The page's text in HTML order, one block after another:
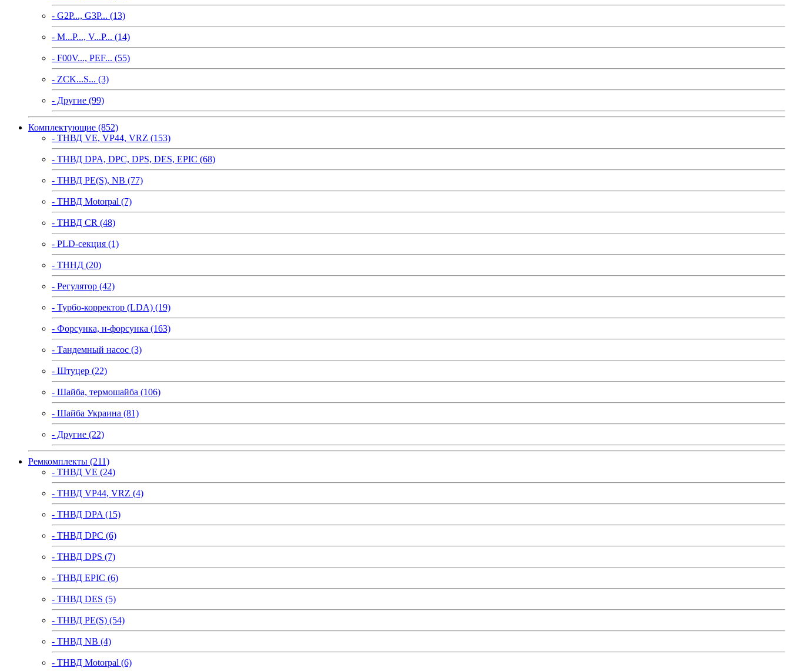
- G2P..., G3P... (13)
- M...P..., V...P... (14)
- F00V..., PEF... (55)
- ZCK...S... (3)
- Другие (99)
Комплектующие (852)
- ТНВД VE, VP44, VRZ (153)
- ТНВД DPA, DPC, DPS, DES, EPIC (68)
- ТНВД PE(S), NB (77)
- ТНВД Motorpal (7)
- ТНВД CR (48)
- PLD-секция (1)
- ТННД (20)
- Регулятор (42)
- Турбо-корректор (LDA) (19)
- Форсунка, н-форсунка (163)
- Тандемный насос (3)
- Штуцер (22)
- Шайба, термошайба (106)
- Шайба Украина (81)
- Другие (22)
Ремкомплекты (211)
- ТНВД VE (24)
- ТНВД VP44, VRZ (4)
- ТНВД DPA (15)
- ТНВД DPC (6)
- ТНВД DPS (7)
- ТНВД EPIC (6)
- ТНВД DES (5)
- ТНВД PE(S) (54)
- ТНВД NB (4)
- ТНВД Motorpal (6)